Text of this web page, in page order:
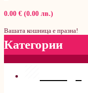
0.00 € (0.00 лв.)
Вашата кошница е празна!
Категории